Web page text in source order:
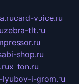
card-voice.ru
zebra-tlt.ru
shop.ru
x-ton.ru
lyubov-i-grom.ru